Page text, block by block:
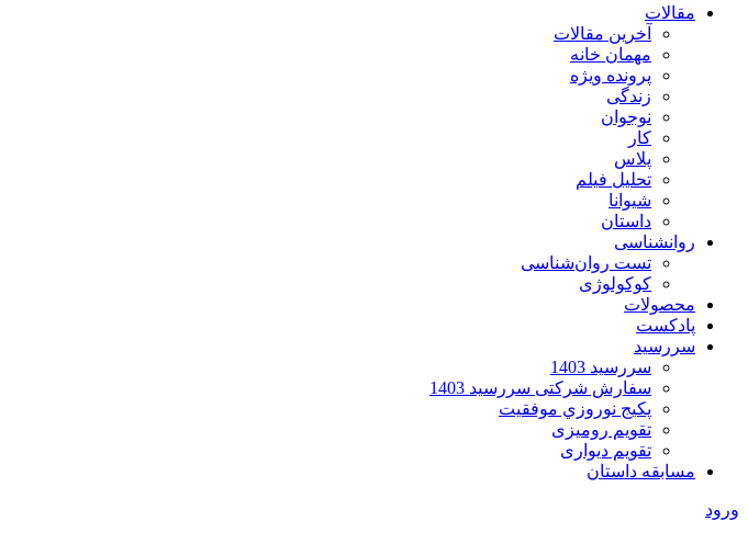
مقالات
آخرین مقالات
مهمان خانه
پرونده ویژه
زندگی
نوجوان
کار
پلاس
تحلیل فیلم
شیوانا
داستان
روانشناسی
تست روان‌شناسی
کوکولوژی
محصولات
پادکست
سررسید
سررسید 1403
سفارش شرکتی سررسید 1403
پکيج نوروزي موفقيت
تقویم رومیزی
تقویم دیواری
مسابقه داستان
ورود